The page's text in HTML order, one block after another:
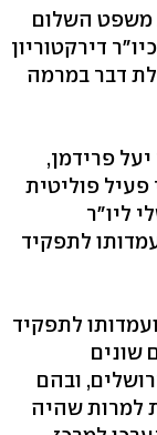
משפט השלום
דירקטוריון
דבר במרמה
פרידמן,
ה-90 היה שלי פעיל פוליטית
2004 מונה שלי ליו"ר
לתפקיד
לתפקיד
שונים
ובהם
למרות שהיה